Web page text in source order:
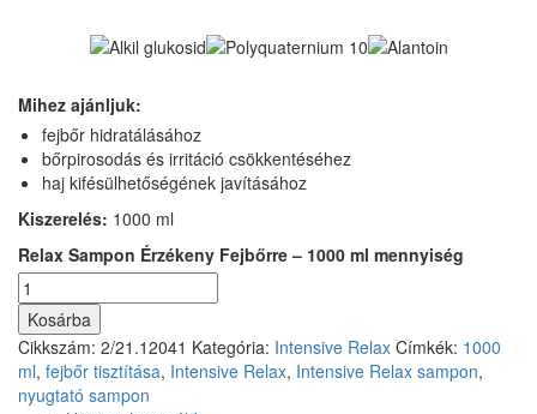
Mihez ajánljuk:
fejbőr hidratálásához
bőrpirosodás és irritáció csökkentéséhez
haj kifésülhetőségének javításához
Kiszerelés: 1000 ml
Relax Sampon Érzékeny Fejbőrre – 1000 ml mennyiség
Kosárba
Cikkszám: 2/21.12041 Kategória: Intensive Relax Címkék: 1000
ml, fejbőr tisztítása, Intensive Relax, Intensive Relax sampon,
nyugtató sampon